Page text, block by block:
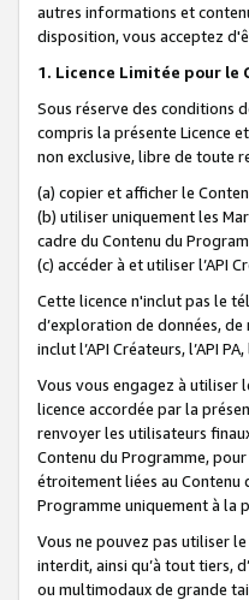
autres informations et
disposition, vous acceptez
1. Licence Limitée pour le
Sous réserve des conditions
compris la présente Licence
non exclusive, libre de toute
(a) copier et afficher le
(b) utiliser uniquement les
cadre du Contenu du
(c) accéder à et utiliser l’API
Cette licence n'inclut pas le
d’exploration de données,
inclut l’API Créateurs, l’API
Vous vous engagez à utiliser
licence accordée par la
renvoyer les utilisateurs
Contenu du Programme,
étroitement liées au Contenu
Programme uniquement à la
Vous ne pouvez pas utiliser le
interdit, ainsi qu’à tout tiers,
ou multimodaux de grande